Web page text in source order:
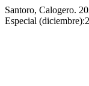
Santoro, Calogero.
Especial